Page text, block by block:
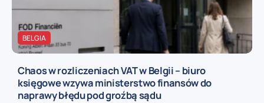
BELGIA
Chaos w rozliczeniach VAT w Belgii – biuro
księgowe wzywa ministerstwo finansów do
naprawy błędu pod groźbą sądu